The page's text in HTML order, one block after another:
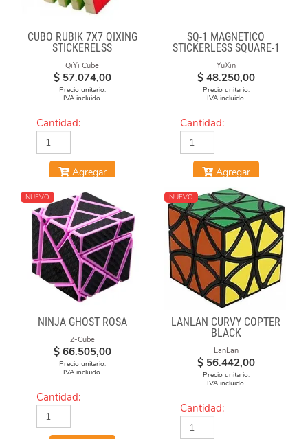
CUBO RUBIK 7X7 QIXING
STICKERELSS
QiYi Cube
$ 57.074,00
Precio unitario.
IVA incluido.
Cantidad:
Agregar
SQ-1 MAGNÉTICO
STICKERLESS SQUARE-1
YuXin
$ 48.250,00
Precio unitario.
IVA incluido.
Cantidad:
Agregar
NUEVO
NINJA GHOST ROSA
Z-Cube
$ 66.505,00
Precio unitario.
IVA incluido.
Cantidad:
NUEVO
LANLAN CURVY COPTER
BLACK
LanLan
$ 56.442,00
Precio unitario.
IVA incluido.
Cantidad: